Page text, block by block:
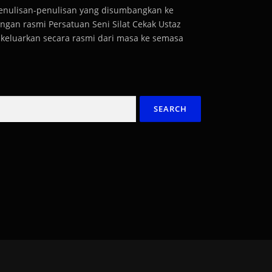
penulisan yang disumbangkan ke
rasmi Persatuan Seni Silat Cekak Ustaz
secara rasmi dari masa ke semasa